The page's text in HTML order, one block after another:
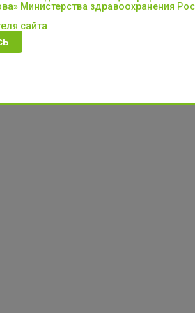
осуществления закупок
года.
Министерства здравоохранения
сайта